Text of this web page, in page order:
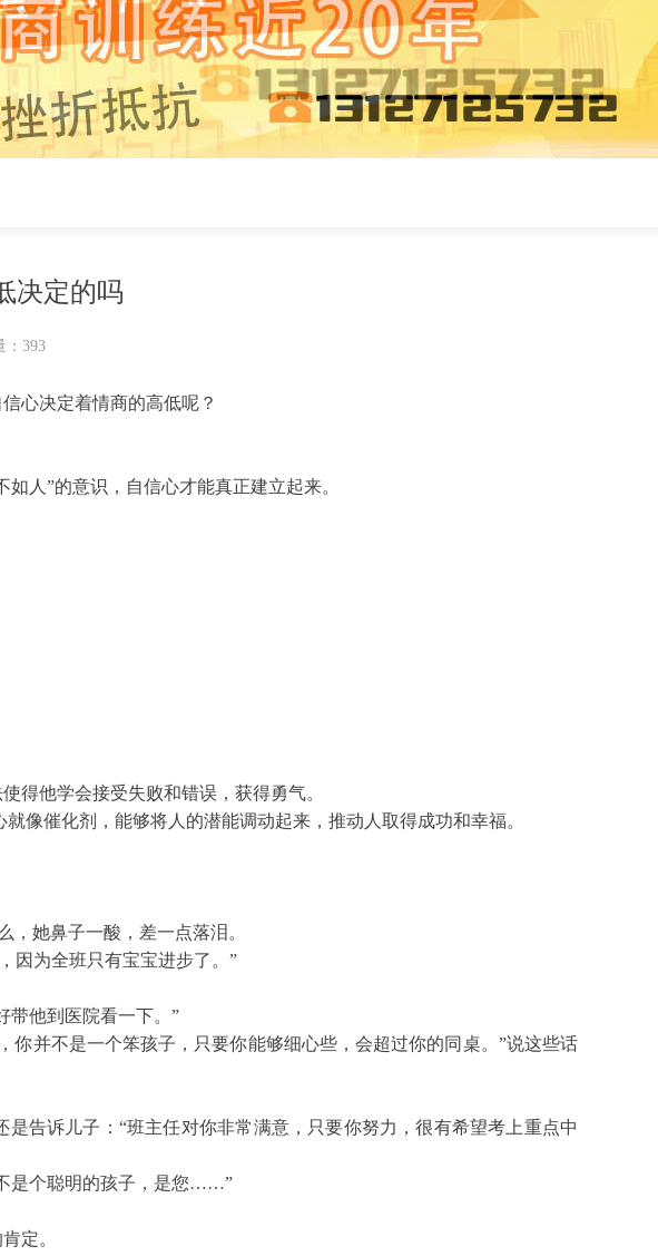
决定的吗
心决定着情商的高低呢？
人”的意识，自信心才能真正建立起来。
得他学会接受失败和错误，获得勇气。
像催化剂，能够将人的潜能调动起来，推动人取得成功和幸福。
，她鼻子一酸，差一点落泪。
因为全班只有宝宝进步了。”
带他到医院看一下。”
并不是一个笨孩子，只要你能够细心些，会超过你的同桌。”说这些话
告诉儿子：“班主任对你非常满意，只要你努力，很有希望考上重点中
是个聪明的孩子，是您……”
定。
393